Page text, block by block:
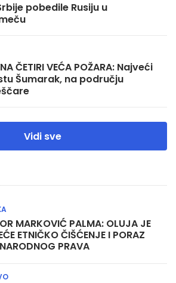
pobedile Rusiju u
ČETIRI VEĆA POŽARA: Najveći
Šumarak, na području
Vidi sve
MARKOVIĆ PALMA: OLUJA JE
ETNIČKO ČIŠĆENJE I PORAZ
PRAVA